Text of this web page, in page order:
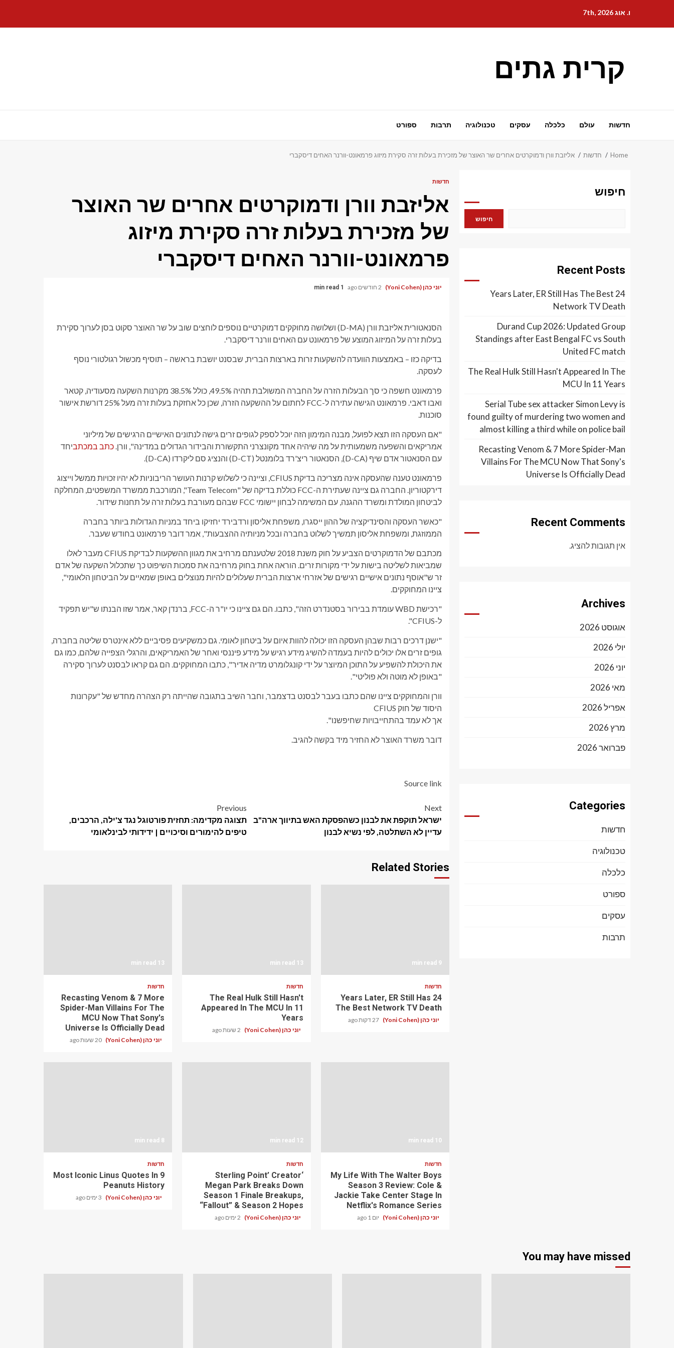
content
ו. אוג 7th, 2026
קרית גתים
חדשות עולם כלכלה עסקים טכנולוגיה תרבות ספורט
Home חדשות אליזבת וורן ודמוקרטים אחרים שר האוצר של מזכירת בעלות זרה סקירת מיזוג פרמאונט-וורנר האחים דיסקברי
חדשות
אליזבת וורן ודמוקרטים אחרים שר האוצר
של מזכירת בעלות זרה סקירת מיזוג
פרמאונט-וורנר האחים דיסקברי
יוני כהן (Yoni Cohen) 2 חודשים ago 1 min read
הסנאטורית אליזבת וורן (D-MA) ושלושה מחוקקים דמוקרטיים נוספים לוחצים שוב על שר האוצר סקוט בסן לערוך סקירת
בעלות זרה על המיזוג המוצע של פרמאונט עם האחים וורנר דיסקברי.
בדיקה כזו – באמצעות הוועדה להשקעות זרות בארצות הברית, שבסנט יושבת בראשה – תוסיף מכשול רגולטורי נוסף
לעסקה.
פרמאונט חשפה כי סך הבעלות הזרה על החברה המשולבת תהיה 49.5%, כולל 38.5% מקרנות השקעה מסעודיה, קטאר
ואבו דאבי. פרמאונט הגישה עתירה ל-FCC לחתום על ההשקעה הזרה, שכן כל אחזקת בעלות זרה מעל 25% דורשת אישור
סוכנות.
"אם העסקה הזו תצא לפועל, מבנה המימון הזה יוכל לספק לגופים זרים גישה לנתונים האישיים הרגישים של מיליוני
אמריקאים והשפעה משמעותית על מה שיהיה אחד מקונצרני התקשורת והבידור הגדולים במדינה", וורן. כתב במכתביחד
עם הסנאטור אדם שיף (D-CA), הסנאטור ריצ'רד בלומנטל (D-CT) והנציג סם ליקרדו (D-CA).
פרמאונט טענה שהעסקה אינה מצריכה בדיקת CFIUS, וציינה כי לשלוש קרנות העושר הריבוניות לא יהיו זכויות ממשל וייצוג
דירקטוריון. החברה גם ציינה שעתירת ה-FCC כוללת בדיקה של "Team Telecom", המורכבת ממשרד המשפטים, המחלקה
לביטחון המולדת ומשרד ההגנה, עם המשימה לבחון יישומי FCC שבהם מעורבת בעלות זרה על תחנות שידור.
"כאשר העסקה והסינדיקציה של ההון ייסגרו, משפחת אליסון ורדבירד יחזיקו ביחד במניות הגדולות ביותר בחברה
הממוזגת, ומשפחת אליסון תמשיך לשלוט בחברה ובכל מניותיה ההצבעות", אמר דובר פרמאונט בחודש שעבר.
מכתבם של הדמוקרטים הצביע על חוק משנת 2018 שלטענתם מרחיב את מגוון ההשקעות לבדיקת CFIUS מעבר לאלו
שמביאות לשליטה בישות על ידי מקורות זרים. הוראה אחת בחוק מרחיבה את סמכות השיפוט כך שתכלול השקעה של אדם
זר ש"אוסף נתונים אישיים רגישים של אזרחי ארצות הברית שעלולים להיות מנוצלים באופן שמאיים על הביטחון הלאומי",
ציינו המחוקקים.
"רכישת WBD עומדת בבירור בסטנדרט הזה", כתבו. הם גם ציינו כי יו"ר ה-FCC, ברנדן קאר, אמר שזו הבנתו ש"יש תפקיד
ל-CFIUS".
"ישנן דרכים רבות שבהן העסקה הזו יכולה להוות איום על ביטחון לאומי. גם כמשקיעים פסיביים ללא אינטרס שליטה בחברה,
גופים זרים אלו יכולים להיות בעמדה להשיג מידע רגיש על מידע פיננסי ואחר של האמריקאים, והרגלי הצפייה שלהם, כמו גם
את היכולת להשפיע על התוכן המיוצר על ידי קונגלומרט מדיה אדיר", כתבו המחוקקים. הם גם קראו לבסנט לערוך סקירה
"באופן לא מוטה ולא פוליטי".
וורן והמחוקקים ציינו שהם כתבו בעבר לבסנט בדצמבר, וחבר השיב בתגובה שהייתה רק הצהרה מחדש של "עקרונות
היסוד של חוק CFIUS
אך לא עמד בהתחייבויות שחיפשנו".
דובר משרד האוצר לא החזיר מיד בקשה להגיב.
Source link
Post
navigation
Previous
תצוגה מקדימה: תחזית פורטוגל נגד צ'ילה, הרכבים,
טיפים להימורים וסיכויים | ידידותי לבינלאומי
Next
ישראל תוקפת את לבנון כשהפסקת האש בתיווך ארה"ב
עדיין לא השתלטה, לפי נשיא לבנון
Related Stories
9 min read
חדשות
24 Years Later, ER Still Has
The Best Network TV Death
יוני כהן (Yoni Cohen) 27 דקות ago
13 min read
חדשות
The Real Hulk Still Hasn't
Appeared In The MCU In 11
Years
יוני כהן (Yoni Cohen) 2 שעות ago
13 min read
חדשות
Recasting Venom & 7 More
Spider-Man Villains For The
MCU Now That Sony's
Universe Is Officially Dead
יוני כהן (Yoni Cohen) 20 שעות ago
10 min read
חדשות
My Life With The Walter Boys
Season 3 Review: Cole &
Jackie Take Center Stage In
Netflix's Romance Series
יוני כהן (Yoni Cohen) יום 1 ago
12 min read
חדשות
‘Sterling Point’ Creator
Megan Park Breaks Down
Season 1 Finale Breakups,
“Fallout” & Season 2 Hopes
יוני כהן (Yoni Cohen) 2 ימים ago
8 min read
חדשות
9 Most Iconic Linus Quotes In
Peanuts History
יוני כהן (Yoni Cohen) 3 ימים ago
חיפוש
חיפוש
Recent Posts
24 Years Later, ER Still Has The Best
Network TV Death
Durand Cup 2026: Updated Group
Standings after East Bengal FC vs South
United FC match
The Real Hulk Still Hasn't Appeared In The
MCU In 11 Years
Serial Tube sex attacker Simon Levy is
found guilty of murdering two women and
almost killing a third while on police bail
Recasting Venom & 7 More Spider-Man
Villains For The MCU Now That Sony's
Universe Is Officially Dead
Recent Comments
אין תגובות להציג.
Archives
אוגוסט 2026
יולי 2026
יוני 2026
מאי 2026
אפריל 2026
מרץ 2026
פברואר 2026
Categories
חדשות
טכנולוגיה
כלכלה
ספורט
עסקים
תרבות
You may have missed